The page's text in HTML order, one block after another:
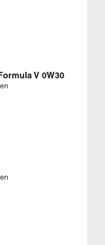
V 0W30